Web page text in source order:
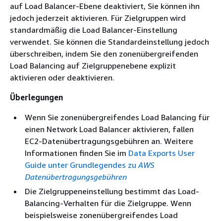
auf Load Balancer-Ebene deaktiviert, Sie können ihn
jedoch jederzeit aktivieren. Für Zielgruppen wird
standardmäßig die Load Balancer-Einstellung
verwendet. Sie können die Standardeinstellung jedoch
überschreiben, indem Sie den zonenübergreifenden
Load Balancing auf Zielgruppenebene explizit
aktivieren oder deaktivieren.
Überlegungen
Wenn Sie zonenübergreifendes Load Balancing für
einen Network Load Balancer aktivieren, fallen
EC2-Datenübertragungsgebühren an. Weitere
Informationen finden Sie im Data Exports User
Guide unter Grundlegendes zu AWS
Datenübertragungsgebühren
Die Zielgruppeneinstellung bestimmt das Load-
Balancing-Verhalten für die Zielgruppe. Wenn
beispielsweise zonenübergreifendes Load